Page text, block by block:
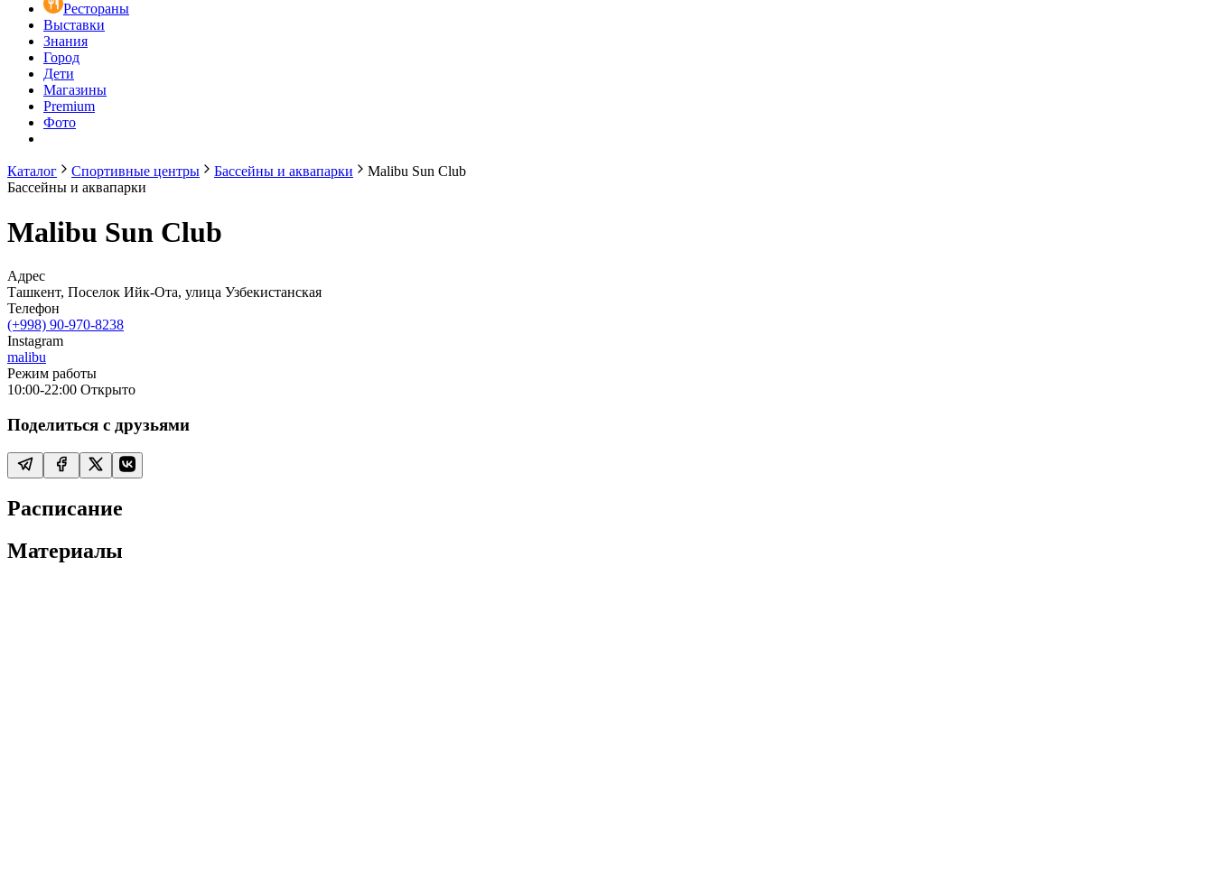
Рестораны
Выставки
Знания
Город
Дети
Магазины
Premium
Фото
Каталог Спортивные центры Бассейны и аквапарки
Malibu Sun Club
Бассейны и аквапарки
Malibu Sun Club
Адрес
Ташкент, Поселок Ийк-Ота, улица Узбекистанская
Телефон
(+998) 90-970-8238
Instagram
malibu
Режим работы
10:00-22:00 Открыто
Поделиться с друзьями
Расписание
Материалы